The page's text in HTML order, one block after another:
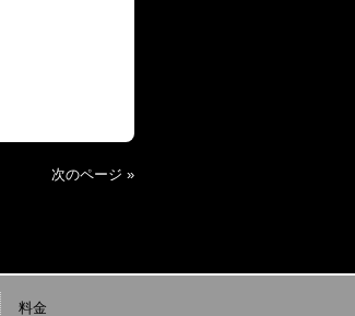
次のページ »
料金